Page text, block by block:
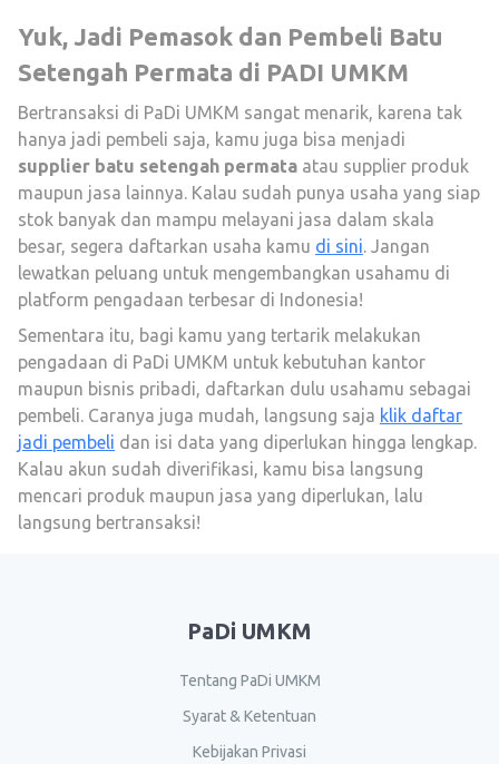
Yuk, Jadi Pemasok dan Pembeli Batu
Setengah Permata di PADI UMKM
Bertransaksi di PaDi UMKM sangat menarik, karena tak
hanya jadi pembeli saja, kamu juga bisa menjadi
supplier batu setengah permata atau supplier produk
maupun jasa lainnya. Kalau sudah punya usaha yang siap
stok banyak dan mampu melayani jasa dalam skala
besar, segera daftarkan usaha kamu di sini. Jangan
lewatkan peluang untuk mengembangkan usahamu di
platform pengadaan terbesar di Indonesia!
Sementara itu, bagi kamu yang tertarik melakukan
pengadaan di PaDi UMKM untuk kebutuhan kantor
maupun bisnis pribadi, daftarkan dulu usahamu sebagai
pembeli. Caranya juga mudah, langsung saja klik daftar
jadi pembeli dan isi data yang diperlukan hingga lengkap.
Kalau akun sudah diverifikasi, kamu bisa langsung
mencari produk maupun jasa yang diperlukan, lalu
langsung bertransaksi!
PaDi UMKM
Tentang PaDi UMKM
Syarat & Ketentuan
Kebijakan Privasi